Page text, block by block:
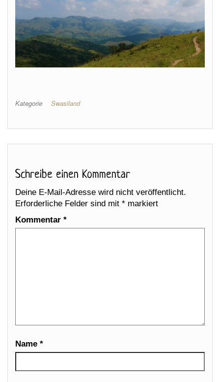
Kategorie Swasiland
Schreibe einen Kommentar
Deine E-Mail-Adresse wird nicht veröffentlicht.
Erforderliche Felder sind mit * markiert
Kommentar *
Name *